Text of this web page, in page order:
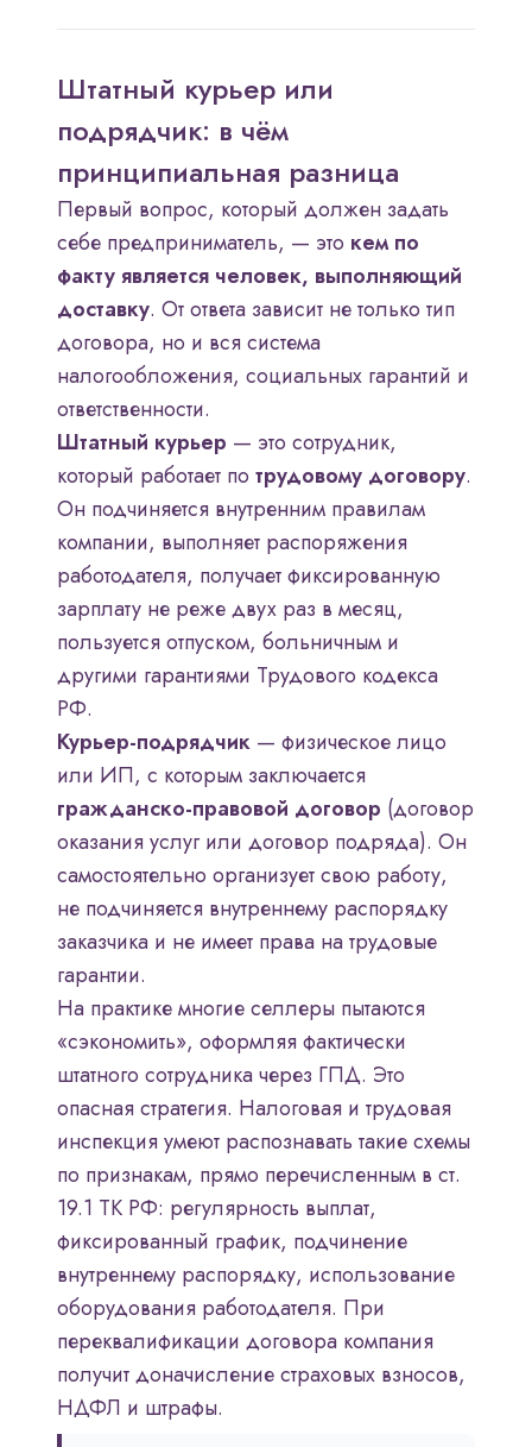
Штатный курьер или
подрядчик: в чём
принципиальная разница
Первый вопрос, который должен задать
себе предприниматель, — это кем по
факту является человек, выполняющий
доставку. От ответа зависит не только тип
договора, но и вся система
налогообложения, социальных гарантий и
ответственности.
Штатный курьер — это сотрудник,
который работает по трудовому договору.
Он подчиняется внутренним правилам
компании, выполняет распоряжения
работодателя, получает фиксированную
зарплату не реже двух раз в месяц,
пользуется отпуском, больничным и
другими гарантиями Трудового кодекса
РФ.
Курьер-подрядчик — физическое лицо
или ИП, с которым заключается
гражданско-правовой договор (договор
оказания услуг или договор подряда). Он
самостоятельно организует свою работу,
не подчиняется внутреннему распорядку
заказчика и не имеет права на трудовые
гарантии.
На практике многие селлеры пытаются
«сэкономить», оформляя фактически
штатного сотрудника через ГПД. Это
опасная стратегия. Налоговая и трудовая
инспекция умеют распознавать такие схемы
по признакам, прямо перечисленным в ст.
19.1 ТК РФ: регулярность выплат,
фиксированный график, подчинение
внутреннему распорядку, использование
оборудования работодателя. При
переквалификации договора компания
получит доначисление страховых взносов,
НДФЛ и штрафы.